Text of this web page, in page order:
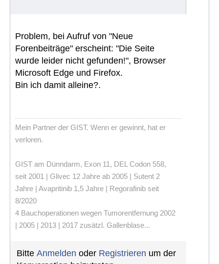
Problem, bei Aufruf von "Neue
Forenbeiträge" erscheint: "Die Seite
wurde leider nicht gefunden!", Browser
Microsoft Edge und Firefox.
Bin ich damit alleine?.
Mein Partner der GIST. Wenn er gewinnt, hat er
verloren.
GIST am Dünndarm, Exon 11, DEL Codon 558,
seit 2001 | Glivec 12 Jahre ab 2005 | Sutent 2
Jahre | Avapritinib 1,5 Jahre | Regorafinib seit
8/2020
4 Bauchoperationen wegen Tumorentfernung 2002
| 2005 | 2013 | 2017 zusätzl. Gallenblase...
Bitte Anmelden oder Registrieren um der